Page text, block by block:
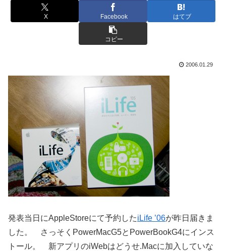
X Facebook はてブ
コピー
2006.01.29
発表当日にAppleStoreにて予約したiLife ’06が昨日届きま
した。 さっそくPowerMacG5とPowerBookG4にインス
トール。 新アプリのiWebはどうせ.Macに加入していな